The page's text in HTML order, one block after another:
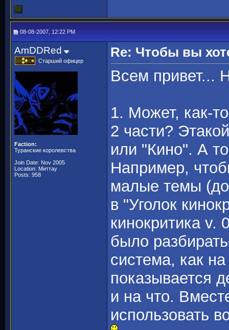
08-08-2007, 12:22 PM
AmDDRed
Старший офицер
Faction:
Туранские королевства
Join Date: Nov 2005
Location: Миттау
Posts: 958
Re: Чтобы вы
Всем привет...
1. Может, как-
2 части?
или "Кино". А
Например,
малые темы (до
в "Уголок
кинокритика
было
система, как
показывается
и на что.
использовать